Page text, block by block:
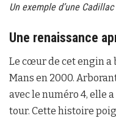
Un exemple d’une
Une renaissance
Le cœur de cet engin a
Mans en 2000.
avec le numéro 4, elle
tour. Cette histoire